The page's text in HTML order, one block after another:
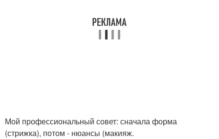
Мой профессиональный совет: сначала форма
(стрижка), потом - нюансы (макияж.